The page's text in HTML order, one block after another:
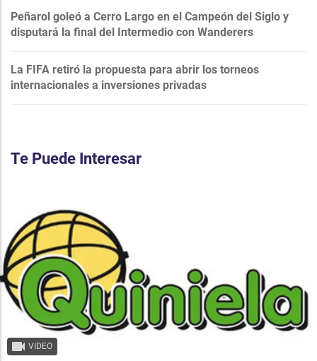
Peñarol goleó a Cerro Largo en el Campeón del Siglo y
disputará la final del Intermedio con Wanderers
La FIFA retiró la propuesta para abrir los torneos
internacionales a inversiones privadas
Te Puede Interesar
VIDEO